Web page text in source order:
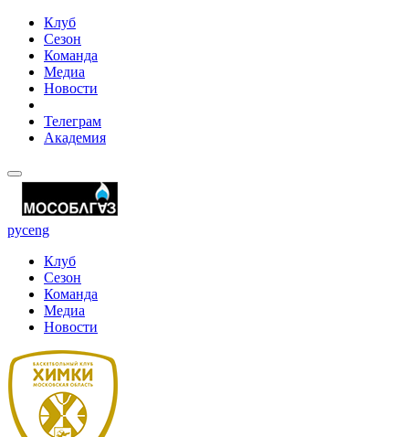
Клуб
Сезон
Команда
Медиа
Новости
Телеграм
Академия
русeng
Клуб
Сезон
Команда
Медиа
Новости